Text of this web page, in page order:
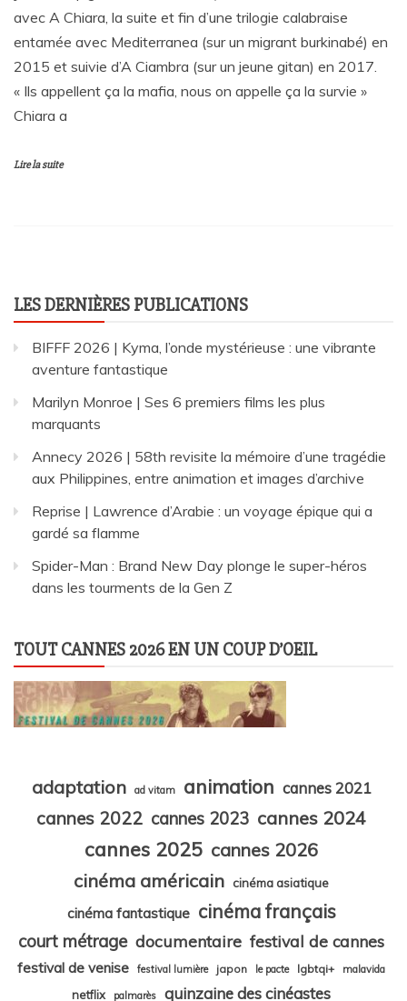
avec A Chiara, la suite et fin d’une trilogie calabraise
entamée avec Mediterranea (sur un migrant burkinabé) en
2015 et suivie d’A Ciambra (sur un jeune gitan) en 2017.
« Ils appellent ça la mafia, nous on appelle ça la survie »
Chiara a
Lire la suite
LES DERNIÈRES PUBLICATIONS
BIFFF 2026 | Kyma, l’onde mystérieuse : une vibrante
aventure fantastique
Marilyn Monroe | Ses 6 premiers films les plus
marquants
Annecy 2026 | 58th revisite la mémoire d’une tragédie
aux Philippines, entre animation et images d’archive
Reprise | Lawrence d’Arabie : un voyage épique qui a
gardé sa flamme
Spider-Man : Brand New Day plonge le super-héros
dans les tourments de la Gen Z
TOUT CANNES 2026 EN UN COUP D’OEIL
adaptation ad vitam animation cannes 2021
cannes 2022 cannes 2023 cannes 2024
cannes 2025 cannes 2026
cinéma américain
cinéma asiatique
cinéma fantastique cinéma français
court métrage documentaire festival de cannes
festival de venise festival lumière japon le pacte lgbtqi+ malavida
netflix palmarès quinzaine des cinéastes